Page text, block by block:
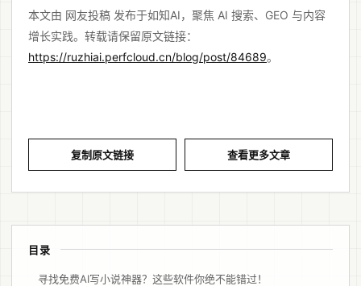
本文由 网友投稿 发布于如知AI，聚焦 AI 搜索、GEO 与内容
增长实践。转载请保留原文链接：
https://ruzhiai.perfcloud.cn/blog/post/84689。
复制原文链接 查看更多文章
目录
寻找免费AI写小说神器？这些软件你绝不能错过！